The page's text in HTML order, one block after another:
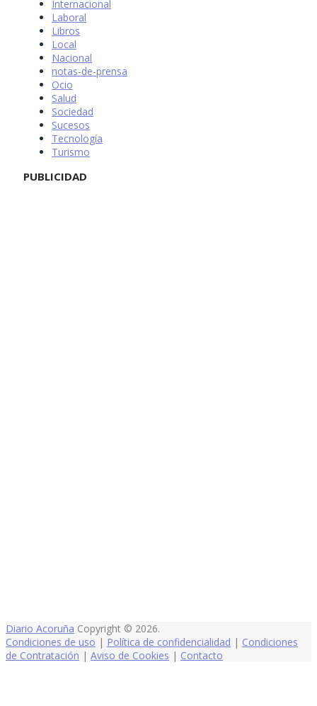
Internacional
Laboral
Libros
Local
Nacional
notas-de-prensa
Ocio
Salud
Sociedad
Sucesos
Tecnología
Turismo
PUBLICIDAD
Diario Acoruña Copyright © 2026.
Condiciones de uso | Política de confidencialidad | Condiciones
de Contratación | Aviso de Cookies | Contacto